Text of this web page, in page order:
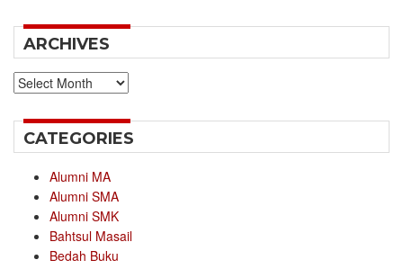
ARCHIVES
Archives
CATEGORIES
Alumni MA
Alumni SMA
Alumni SMK
Bahtsul Masail
Bedah Buku